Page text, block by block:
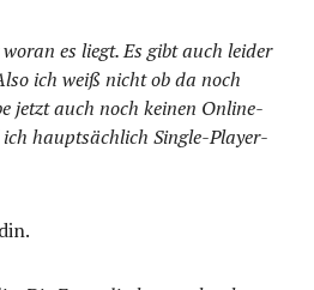
es liegt. Es gibt auch leider
ich weiß nicht ob da noch
jetzt auch noch keinen Online-
hauptsächlich Single-Player-